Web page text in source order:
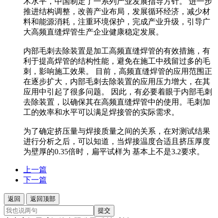
推进结构调整，改善产业布局，发展循环经济，减少材
料和能源消耗，注重环境保护，完成产业升级，引导广
大高频直缝焊管生产企业健康稳定发展。
内部毛刺去除装置是加工高频直缝焊管的有效措施，有
利于提高焊管的结构性能，避免在施工中残留过多的毛
刺，影响施工效果。 目前，高频直缝焊管的应用范围正
在逐步扩大，内部毛刺去除装置的应用压力增大，在其
应用中引起了很多问题。 因此，有必要着眼于内部毛刺
去除装置，以确保其在高频直缝焊管中的使用。毛刺加
工的效率和水平可以满足焊接管的实际需求。
为了确定挤压量与焊接质量之间的关系，在对测试结果
进行分析之后，可以知道，当焊接温度合适且挤压厚度
为壁厚的0.35倍时，扁平试样为 基本上不是3.2要求。
上一篇
下一篇
返回
返回顶部
提交